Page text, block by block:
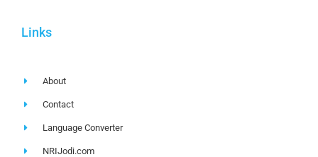
Links
About
Contact
Language Converter
NRIJodi.com